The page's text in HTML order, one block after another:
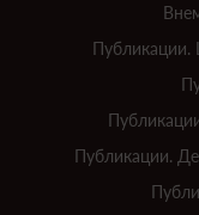
Публикации.
Публикации.